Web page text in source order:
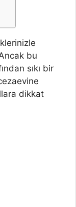
bu
sıkı bir
dikkat